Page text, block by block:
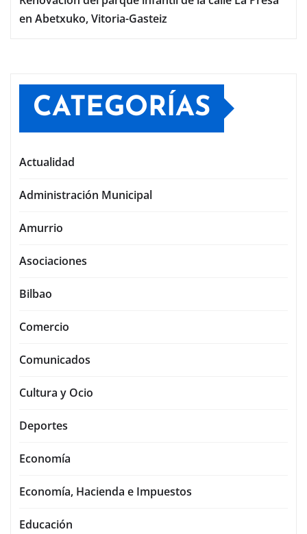
en Abetxuko, Vitoria-Gasteiz
CATEGORÍAS
Actualidad
Administración Municipal
Amurrio
Asociaciones
Bilbao
Comercio
Comunicados
Cultura y Ocio
Deportes
Economía
Economía, Hacienda e Impuestos
Educación